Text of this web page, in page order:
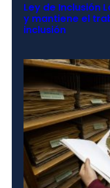
Ley de Inclusión
y mantiene el
inclusión